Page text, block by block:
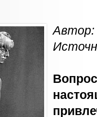
Автор: